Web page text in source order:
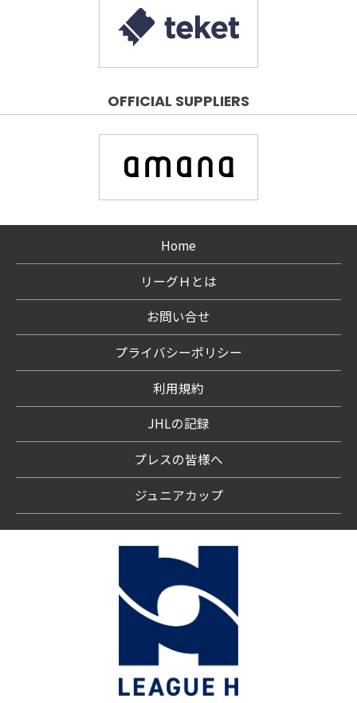
OFFICIAL SUPPLIERS
Home
リーグＨとは
お問い合せ
プライバシーポリシー
利用規約
JHLの記録
プレスの皆様へ
ジュニアカップ